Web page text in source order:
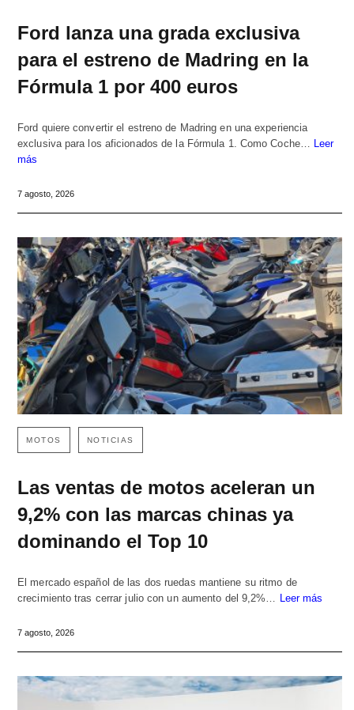
Ford lanza una grada exclusiva
para el estreno de Madring en la
Fórmula 1 por 400 euros
Ford quiere convertir el estreno de Madring en una experiencia
exclusiva para los aficionados de la Fórmula 1. Como Coche… Leer
más
7 agosto, 2026
MOTOS NOTICIAS
Las ventas de motos aceleran un
9,2% con las marcas chinas ya
dominando el Top 10
El mercado español de las dos ruedas mantiene su ritmo de
crecimiento tras cerrar julio con un aumento del 9,2%… Leer más
7 agosto, 2026